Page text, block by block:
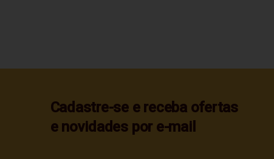
Cadastre-se e receba ofertas
e novidades por e-mail